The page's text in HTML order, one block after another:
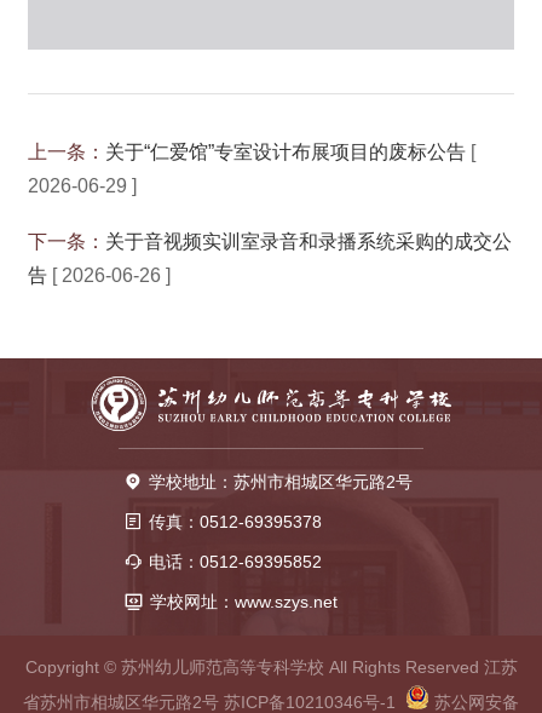
上一条： 关于“仁爱馆”专室设计布展项目的废标公告 [
2026-06-29 ]
下一条： 关于音视频实训室录音和录播系统采购的成交公
告 [ 2026-06-26 ]
学校地址：苏州市相城区华元路2号
传真：0512-69395378
电话：0512-69395852
学校网址：www.szys.net
Copyright © 苏州幼儿师范高等专科学校 All Rights Reserved 江苏
省苏州市相城区华元路2号 苏ICP备10210346号-1 苏公网安备